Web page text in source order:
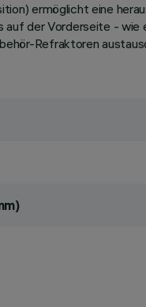
ermöglicht eine
auf der Vorderseite -
Refraktoren